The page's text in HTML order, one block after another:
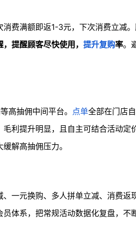
消费满额即返1-3元，下次消费立减
提醒顾客尽快使用， 提升复购率。
高抽佣中间平台。 点单全部在门店
利提升明显，且自主可结合活动定
解高抽佣压力。
一元换购、多人拼单立减、消费返
体系，把常规活动数据化复盘，不